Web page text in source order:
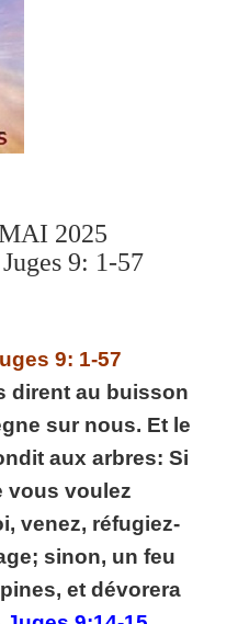
2025
9: 1-57
9: 1-57
dirent au buisson
sur nous. Et le
aux arbres: Si
vous voulez
venez, réfugiez-
sinon, un feu
et dévorera